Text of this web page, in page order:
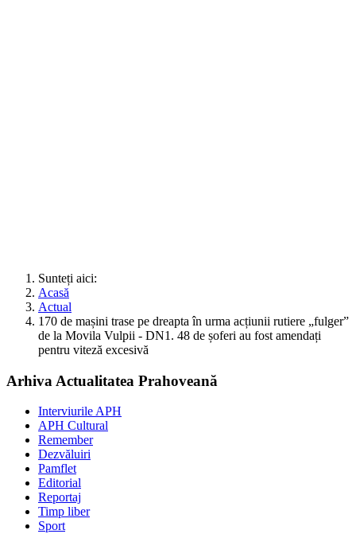
Sunteți aici:
Acasă
Actual
170 de mașini trase pe dreapta în urma acțiunii rutiere „fulger”
de la Movila Vulpii - DN1. 48 de șoferi au fost amendați
pentru viteză excesivă
Arhiva Actualitatea Prahoveană
Interviurile APH
APH Cultural
Remember
Dezvăluiri
Pamflet
Editorial
Reportaj
Timp liber
Sport